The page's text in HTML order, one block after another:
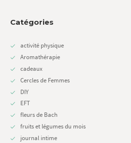
Catégories
activité physique
Aromathérapie
cadeaux
Cercles de Femmes
DIY
EFT
fleurs de Bach
fruits et légumes du mois
journal intime